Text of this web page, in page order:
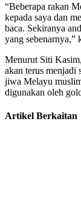
“Beberapa rakan
kepada saya dan
baca. Sekiranya
yang sebenarnya,”
Menurut Siti
akan terus menjadi
jiwa Melayu
digunakan oleh
Artikel Berkaitan